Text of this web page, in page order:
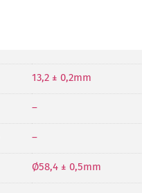
13,2 ± 0,2mm
–
–
Ø58,4 ± 0,5mm